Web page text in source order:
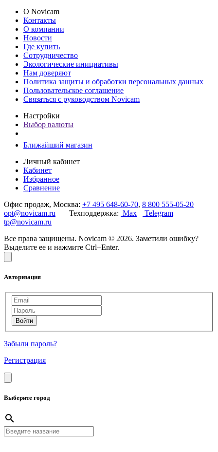
О Novicam
Контакты
О компании
Новости
Где купить
Сотрудничество
Экологические инициативы
Нам доверяют
Политика защиты и обработки персональных данных
Пользовательское соглашение
Связаться с руководством Novicam
Настройки
Выбор валюты
Ближайший магазин
Личный кабинет
Кабинет
Избранное
Сравнение
Офис продаж, Москва: +7 495 648-60-70, 8 800 555-05-20
opt@novicam.ru Техподдержка: Max
Telegram
tp@novicam.ru
Все права защищены. Novicam © 2026. Заметили ошибку?
Выделите ее и нажмите Ctrl+Enter.
Авторизация
Забыли пароль?
Регистрация
Выберите город